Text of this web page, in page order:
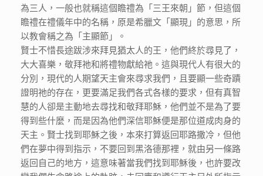
為三人，一般也就稱這個瞻禮為「三王來朝」節，但這個
瞻禮在禮儀年中的名稱，原是希臘文「顯現」的意思，所
以教會稱之為「主顯節」。
賢士不惜長途跋涉來拜見猶太人的王，他們終於尋見了，
大大喜樂，敬拜祂和將禮物獻給祂。這與現代人有很大的
分別，現代的人期望天主會來尋求我們，且要顯一些奇蹟
證明祂的存在，更要滿足我們各式各樣的要求，但有真智
慧的人卻是主動地去尋找和敬拜耶穌，他們並不是為了要
得到些什麼，而是因為他們深信耶穌便是那位道成肉身的
天主。賢士找到耶穌之後，本來打算返回耶路撒冷，但他
們在夢中得到指示，不要回到黑洛德那裡，就由另一條路
返回自己的地方，這意味著當我們找到耶穌後，也許要改